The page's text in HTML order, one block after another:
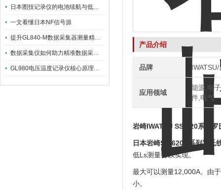
日本图技记录仪的电池续航与低功耗模式适用场景分析
一文看懂日本NF信号源
提升GL840-M数据采集器测量精度的操作秘籍
数据采集仪如何助力精准数据采集与分析？​
GL980电压温度记录仪核心原理及行业应用
产品介绍
品牌
应用领域
能源,电
件,电气
岩崎IWATSU SS-620系列
日本岩崎SS-620A系列罗氏
低Ls测量得以实现。
最大可以测量12,000A。由
小。